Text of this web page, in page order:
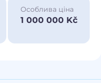
Особлива ціна
1 000 000 Kč